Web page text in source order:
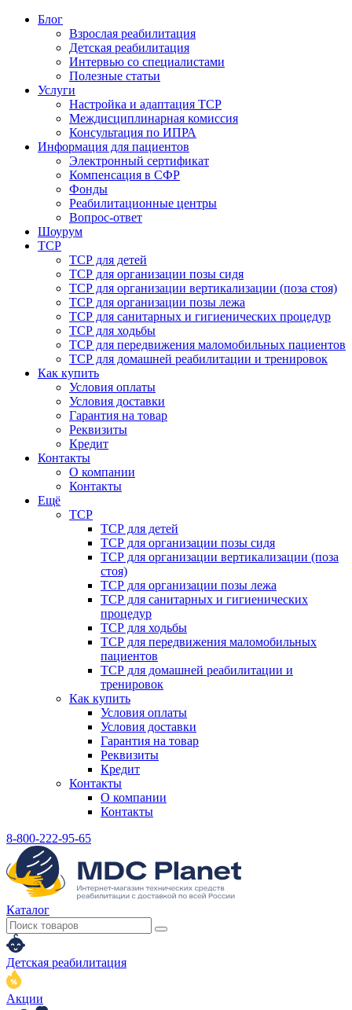
Блог
Взрослая реабилитация
Детская реабилитация
Интервью со специалистами
Полезные статьи
Услуги
Настройка и адаптация ТСР
Междисциплинарная комиссия
Консультация по ИПРА
Информация для пациентов
Электронный сертификат
Компенсация в СФР
Фонды
Реабилитационные центры
Вопрос-ответ
Шоурум
ТСР
ТСР для детей
ТСР для организации позы сидя
ТСР для организации вертикализации (поза стоя)
ТСР для организации позы лежа
ТСР для санитарных и гигиенических процедур
ТСР для ходьбы
ТСР для передвижения маломобильных пациентов
ТСР для домашней реабилитации и тренировок
Как купить
Условия оплаты
Условия доставки
Гарантия на товар
Реквизиты
Кредит
Контакты
О компании
Контакты
Ещё
ТСР
ТСР для детей
ТСР для организации позы сидя
ТСР для организации вертикализации (поза
стоя)
ТСР для организации позы лежа
ТСР для санитарных и гигиенических
процедур
ТСР для ходьбы
ТСР для передвижения маломобильных
пациентов
ТСР для домашней реабилитации и
тренировок
Как купить
Условия оплаты
Условия доставки
Гарантия на товар
Реквизиты
Кредит
Контакты
О компании
Контакты
8-800-222-95-65
Каталог
Детская реабилитация
Акции